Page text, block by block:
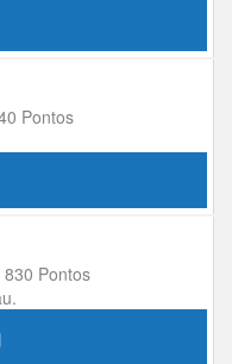
Pontos
830 Pontos